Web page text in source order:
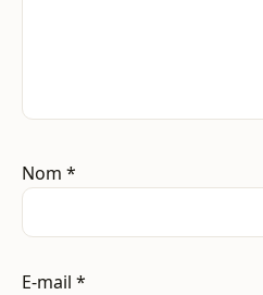
Nom *
E-mail *